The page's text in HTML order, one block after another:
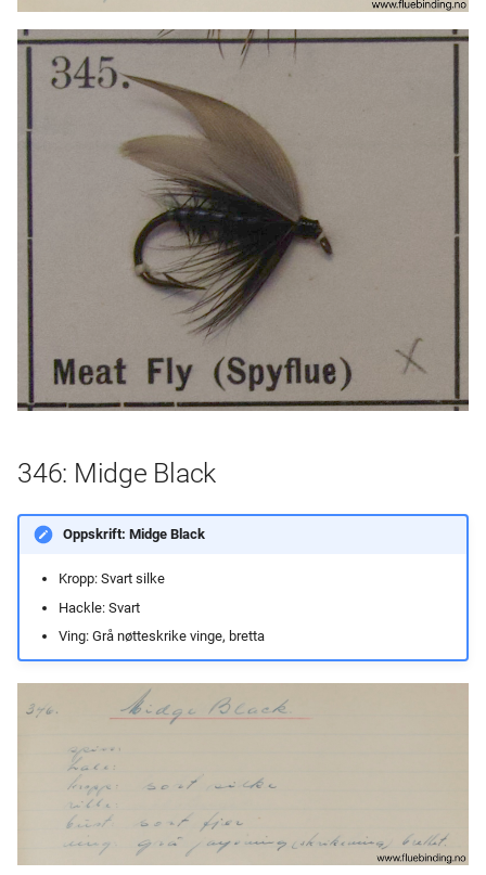
346: Midge Black
Oppskrift: Midge Black
Kropp: Svart silke
Hackle: Svart
Ving: Grå nøtteskrike vinge, bretta